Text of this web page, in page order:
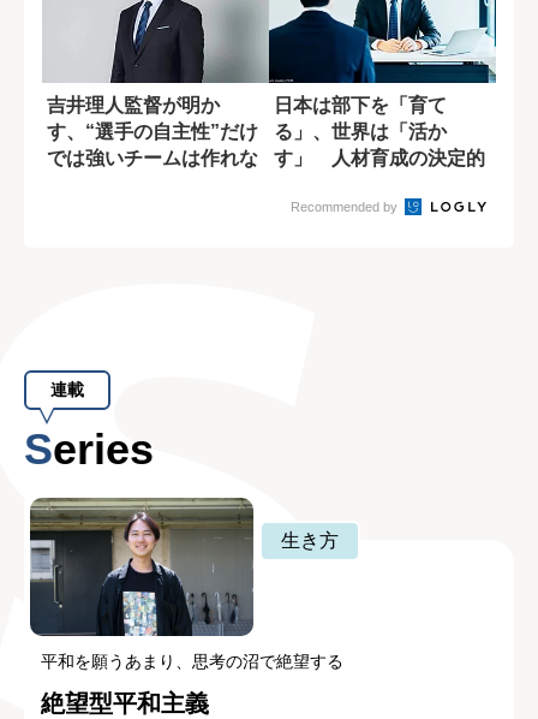
吉井理人監督が明か
す、“選手の自主性”だけ
では強いチームは作れな
日本は部下を「育て
る」、世界は「活か
す」 人材育成の決定的
Recommended by
連載
Series
生き方
平和を願うあまり、思考の沼で絶望する
絶望型平和主義